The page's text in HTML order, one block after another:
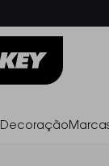
Decoração